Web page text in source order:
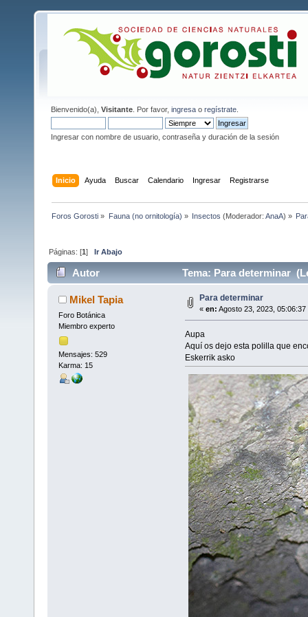
Bienvenido(a), Visitante . Por favor, ingresa o regístrate
Ingresar con nombre de usuario, contraseña y duración de la sesión
Inicio Ayuda Buscar Calendario Ingresar Registrarse
Foros Gorosti » Fauna (no ornitología) » Insectos (Moderador: AnaA) »
Páginas: [1]Ir Abajo
Autor Tema: Para determinar
Mikel Tapia
Foro Botánica
Miembro experto
Mensajes: 529
Karma: 15
Para determinar
« en: Agosto 23, 2023, 05:06:37
Aupa
Aquí os dejo esta polilla que
Eskerrik asko